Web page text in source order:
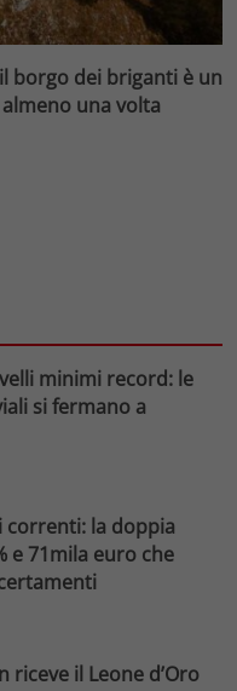
borgo dei briganti è un
una volta
minimi record: le
si fermano a
correnti: la doppia
e 71mila euro che
riceve il Leone d’Oro